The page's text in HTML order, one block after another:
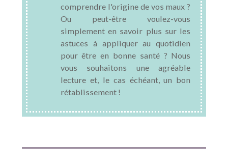
comprendre l'origine de vos maux ?
Ou peut-être voulez-vous
simplement en savoir plus sur les
astuces à appliquer au quotidien
pour être en bonne santé ? Nous
vous souhaitons une agréable
lecture et, le cas échéant, un bon
rétablissement !